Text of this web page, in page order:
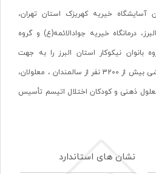
خیریه کهریزک استان تهران،
درمانگاه خیریه جوادالائمه(ع) و گروه
بانوان نیکوکار استان البرز را به جهت
مراقبت ، درمان ، آموزش و توانبخشی بیش از 3200 نفر از سالمندان ، معلولان،
ذهنی و کودکان اختلال اتیسم تأسیس
نشان های استاندارد